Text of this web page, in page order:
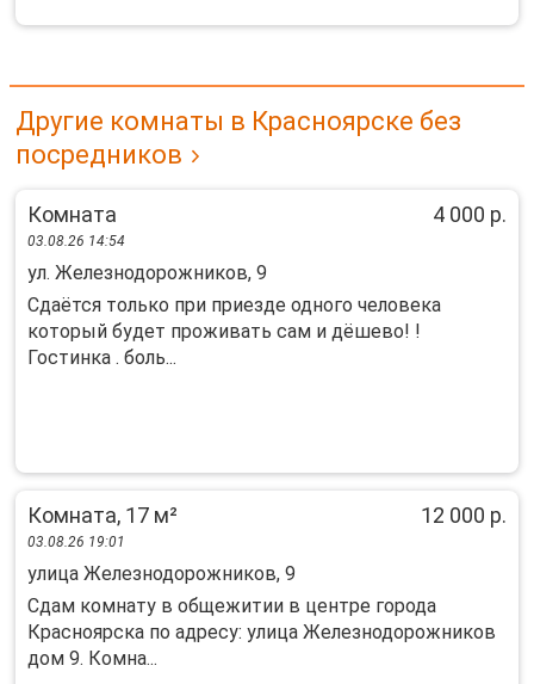
Другие комнаты в Красноярске без
посредников
Комната 4 000 р.
03.08.26 14:54
ул. Железнодорожников, 9
Сдаётся только при приезде одного человека
который будет проживать сам и дёшево! !
Гостинка . боль...
Комната, 17 м² 12 000 р.
03.08.26 19:01
улица Железнодорожников, 9
Сдам комнату в общежитии в центре города
Красноярска по адресу: улица Железнодорожников
дом 9. Комна...